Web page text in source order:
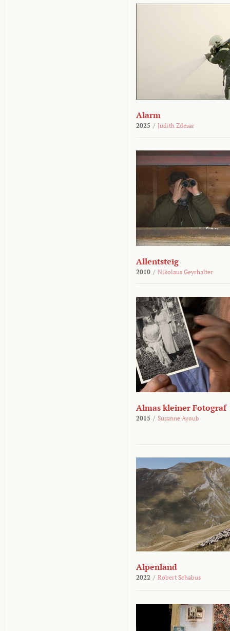
Alarm
2025 / Judith Zdesar
Allentsteig
2010 / Nikolaus Geyrhalter
Almas kleiner Fotograf
2015 / Susanne Ayoub
Alpenland
2022 / Robert Schabus